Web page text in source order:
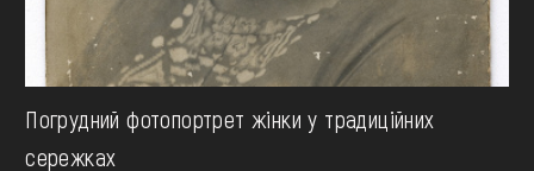
Погрудний фотопортрет жінки у традиційних
сережках